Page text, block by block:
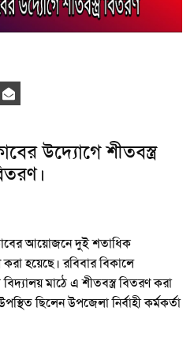
উদ্যোগে শীতবস্ত্র
আয়োজনে দুই শতাধিক
করা হয়েছে। রবিবার বিকালে
বিদ্যালয় মাঠে এ শীতবস্ত্র বিতরণ করা
ছিলেন উপজেলা নির্বাহী কর্মকর্তা